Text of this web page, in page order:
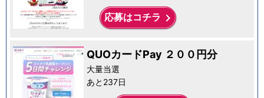
応募はコチラ keyboard_arrow_right
QUOカードPay ２００円分
大量当選
あと237日